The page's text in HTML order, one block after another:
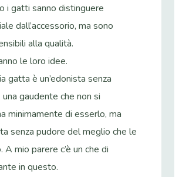
i gatti sanno distinguere
dall’accessorio, ma sono
alla qualità.
le loro idee.
gatta è un’edonista senza
una gaudente che non si
minimamente di esserlo, ma
senza pudore del meglio che le
A mio parere c’è un che di
in questo.